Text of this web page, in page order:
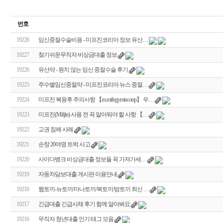
번호
19228 임신중절수술비용 - 미프진코리아 정보 유산…
19227 찾기쉬운무직자 비상금대출 정보
19226 유산약 - 원치 않는 임신 중절수술 후기
19225 주수별임신중절약 - 미프진코리아 뉴스 중절…
19224 미프진 복용후 주의사항 【m.mifegymiso.top】 우…
19223 미프진(Mifjin) 사용 전 꼭 알아둬야 할 사항 【…
19222 교권 침해 사례
19221 순창 20여명 트럭 사고
19220 사이다뱅크 비상금대출 정보들 꼭 가져가세…
19219 자동차담보대출 게시판 이용안내
19218 웹토끼-뉴토끼/마나토끼/북토끼/밤토끼 최신 …
19217 긴급대출 긴급사채 후기 함께 알아봐요
19216 무직자 청년대출 인기 태그 모음